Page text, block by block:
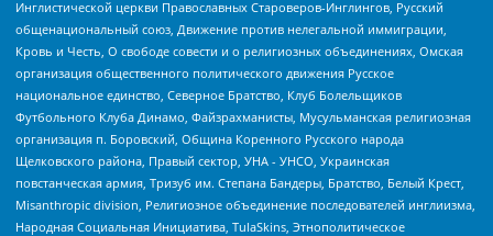
Инглистической церкви Православных Староверов-Инглингов, Русский
общенациональный союз, Движение против нелегальной иммиграции,
Кровь и Честь, О свободе совести и о религиозных объединениях, Омская
организация общественного политического движения Русское
национальное единство, Северное Братство, Клуб Болельщиков
Футбольного Клуба Динамо, Файзрахманисты, Мусульманская религиозная
организация п. Боровский, Община Коренного Русского народа
Щелковского района, Правый сектор, УНА - УНСО, Украинская
повстанческая армия, Тризуб им. Степана Бандеры, Братство, Белый Крест,
Misanthropic division, Религиозное объединение последователей инглиизма,
Народная Социальная Инициатива, TulaSkins, Этнополитическое